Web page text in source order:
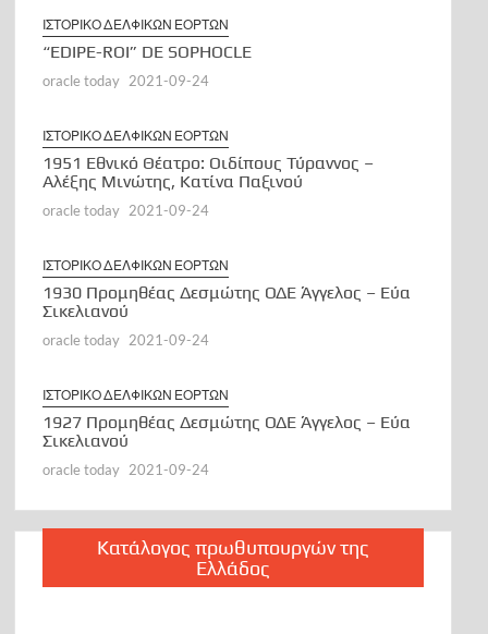
ΙΣΤΟΡΙΚΟ ΔΕΛΦΙΚΩΝ ΕΟΡΤΩΝ
“EDIPE-ROI” DE SOPHOCLE
oracle today 2021-09-24
ΙΣΤΟΡΙΚΟ ΔΕΛΦΙΚΩΝ ΕΟΡΤΩΝ
1951 Εθνικό Θέατρο: Οιδίπους Τύραννος –
Αλέξης Μινώτης, Κατίνα Παξινού
oracle today 2021-09-24
ΙΣΤΟΡΙΚΟ ΔΕΛΦΙΚΩΝ ΕΟΡΤΩΝ
1930 Προμηθέας Δεσμώτης ΟΔΕ Άγγελος – Εύα
Σικελιανού
oracle today 2021-09-24
ΙΣΤΟΡΙΚΟ ΔΕΛΦΙΚΩΝ ΕΟΡΤΩΝ
1927 Προμηθέας Δεσμώτης ΟΔΕ Άγγελος – Εύα
Σικελιανού
oracle today 2021-09-24
Κατάλογος πρωθυπουργών της
Ελλάδος